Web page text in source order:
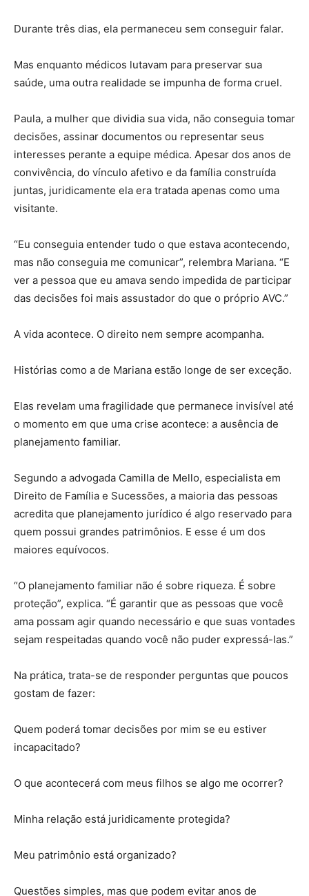
Durante três dias, ela permaneceu sem conseguir falar.
Mas enquanto médicos lutavam para preservar sua
saúde, uma outra realidade se impunha de forma cruel.
Paula, a mulher que dividia sua vida, não conseguia tomar
decisões, assinar documentos ou representar seus
interesses perante a equipe médica. Apesar dos anos de
convivência, do vínculo afetivo e da família construída
juntas, juridicamente ela era tratada apenas como uma
visitante.
“Eu conseguia entender tudo o que estava acontecendo,
mas não conseguia me comunicar”, relembra Mariana. “E
ver a pessoa que eu amava sendo impedida de participar
das decisões foi mais assustador do que o próprio AVC.”
A vida acontece. O direito nem sempre acompanha.
Histórias como a de Mariana estão longe de ser exceção.
Elas revelam uma fragilidade que permanece invisível até
o momento em que uma crise acontece: a ausência de
planejamento familiar.
Segundo a advogada Camilla de Mello, especialista em
Direito de Família e Sucessões, a maioria das pessoas
acredita que planejamento jurídico é algo reservado para
quem possui grandes patrimônios. E esse é um dos
maiores equívocos.
“O planejamento familiar não é sobre riqueza. É sobre
proteção”, explica. “É garantir que as pessoas que você
ama possam agir quando necessário e que suas vontades
sejam respeitadas quando você não puder expressá-las.”
Na prática, trata-se de responder perguntas que poucos
gostam de fazer:
Quem poderá tomar decisões por mim se eu estiver
incapacitado?
O que acontecerá com meus filhos se algo me ocorrer?
Minha relação está juridicamente protegida?
Meu patrimônio está organizado?
Questões simples, mas que podem evitar anos de